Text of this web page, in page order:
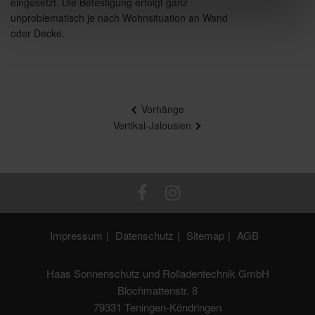
unproblematisch je nach Wohnsituation an Wand
oder Decke.
Vorhänge
Vertikal-Jalousien
Impressum Datenschutz Sitemap AGB
Haas Sonnenschutz und Rolladentechnik GmbH
Blochmattenstr. 8
79331 Teningen-Köndringen